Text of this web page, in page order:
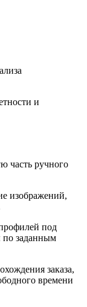
и
часть ручного
изображений,
под
по заданным
заказа,
времени